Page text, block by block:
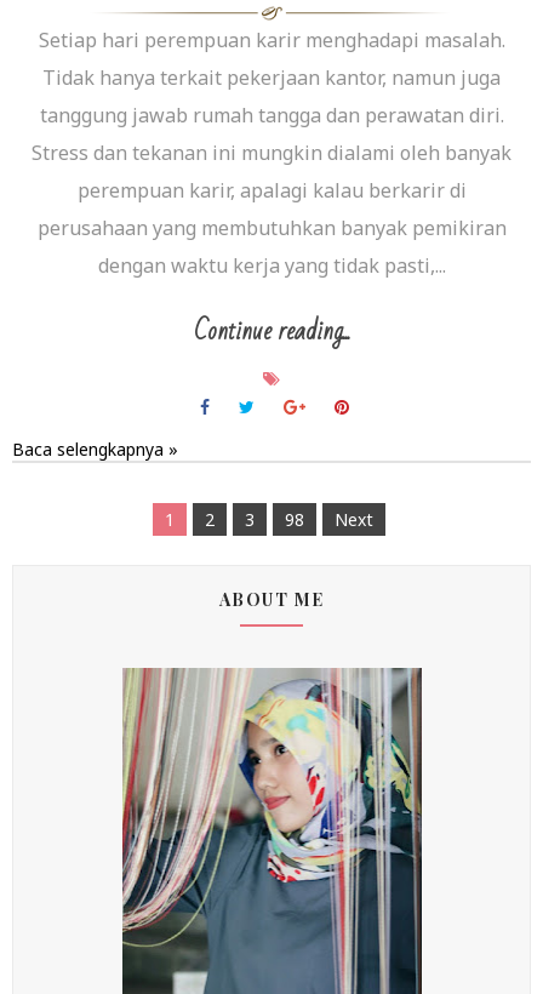
Setiap hari perempuan karir menghadapi masalah.
Tidak hanya terkait pekerjaan kantor, namun juga
tanggung jawab rumah tangga dan perawatan diri.
Stress dan tekanan ini mungkin dialami oleh banyak
perempuan karir, apalagi kalau berkarir di
perusahaan yang membutuhkan banyak pemikiran
dengan waktu kerja yang tidak pasti,...
Continue reading...
Baca selengkapnya »
1 2 3 98 Next
ABOUT ME